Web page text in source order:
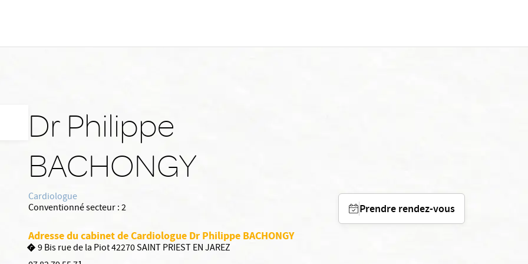
Dr Philippe
BACHONGY
Cardiologue
Conventionné secteur :2
Adresse du cabinet de Cardiologue Dr Philippe BACHONGY
9 Bis rue de la Piot 42270 SAINT PRIEST EN JAREZ
Prendre rendez-vous